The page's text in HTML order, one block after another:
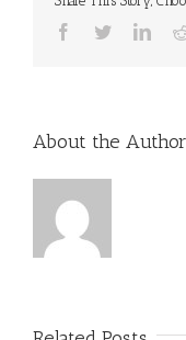
Facebook
Twitter
About the